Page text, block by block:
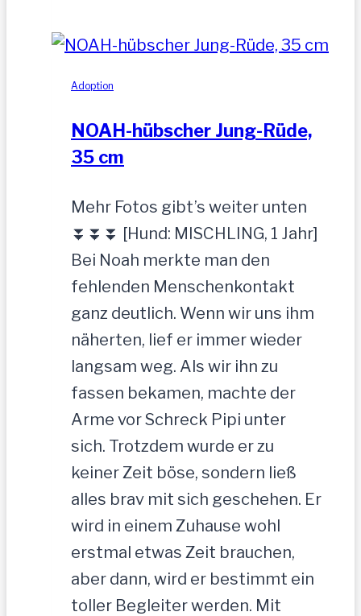
gesucht
Adoption
NOAH-hübscher Jung-Rüde,
35 cm
Mehr Fotos gibt’s weiter unten
⏬⏬⏬ [Hund: MISCHLING, 1 Jahr]
Bei Noah merkte man den
fehlenden Menschenkontakt
ganz deutlich. Wenn wir uns ihm
näherten, lief er immer wieder
langsam weg. Als wir ihn zu
fassen bekamen, machte der
Arme vor Schreck Pipi unter
sich. Trotzdem wurde er zu
keiner Zeit böse, sondern ließ
alles brav mit sich geschehen. Er
wird in einem Zuhause wohl
erstmal etwas Zeit brauchen,
aber dann, wird er bestimmt ein
toller Begleiter werden. Mit